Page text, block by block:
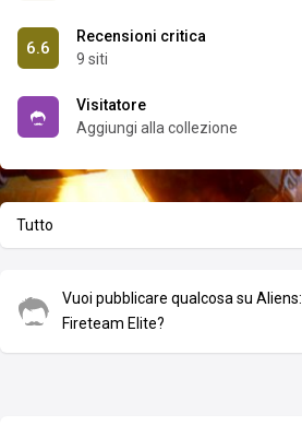
6.6
Recensioni critica
9 siti
Visitatore
Aggiungi alla collezione
Tutto
Vuoi pubblicare qualcosa su Aliens:
Fireteam Elite?